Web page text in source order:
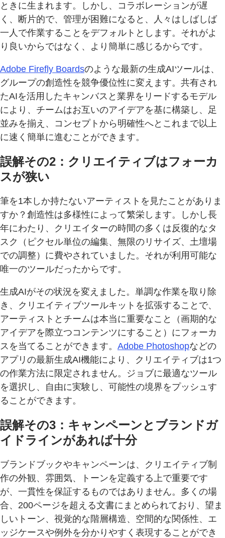
ときに生まれます。しかし、コラボレーションが遅
く、断片的で、管理が困難になると、人々はしばしば
一人で作業することをデフォルトとします。それがよ
り良いからではなく、より簡単に感じるからです。
Adobe Firefly Boardsのような最新の生成AIツールは、
グループの創造性を競争優位性に変えます。共有され
たAIを活用したキャンバスと業界をリードするモデル
により、チームはお互いのアイデアを基に構築し、足
並みを揃え、コンセプトから明確性へとこれまで以上
に速く簡単に進むことができます。
誤解その2：クリエイティブはフォーカ
スが狭い
筆を1本しか持たないアーティストを見たことがありま
すか？創造性は多様性によって繁栄します。しかし長
年にわたり、クリエイターの時間の多くは反復的なタ
スク（ピクセル単位の編集、無限のリサイズ、土壇場
での調整）に費やされていました。それが利用可能な
唯一のツールだったからです。
生成AIがその状況を変えました。単調な作業を取り除
き、クリエイティブツールキットを拡張することで、
アーティストとチームは本当に重要なこと（画期的な
アイデアを際立つコンテンツにすること）にフォーカ
スを当てることができます。 Adobe Photoshopなどの
アプリの最新生成AI機能により、クリエイティブは1つ
の作業方法に限定されません。ジョブに最適なツール
を選択し、自由に実験し、可能性の境界をプッシュす
ることができます。
誤解その3：キャンペーンとブランドガ
イドラインがあれば十分
ブランドブックやキャンペーンは、クリエイティブ制
作の外観、雰囲気、トーンを定義する上で重要です
が、一貫性を保証するものではありません。多くの場
合、200ページを超える文書にまとめられており、望ま
しいトーン、視覚的な階層構造、空間的な関係性、エ
ッジケースや例外を分かりやすく表現することができ